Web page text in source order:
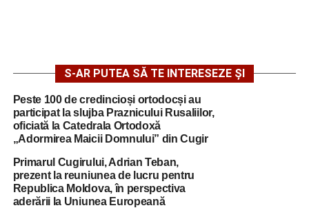
S-AR PUTEA SĂ TE INTERESEZE ȘI
Peste 100 de credincioși ortodocși au
participat la slujba Praznicului Rusaliilor,
oficiată la Catedrala Ortodoxă
„Adormirea Maicii Domnului” din Cugir
Primarul Cugirului, Adrian Teban,
prezent la reuniunea de lucru pentru
Republica Moldova, în perspectiva
aderării la Uniunea Europeană